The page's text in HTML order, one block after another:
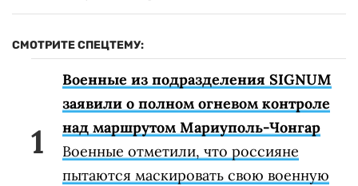
СМОТРИТЕ СПЕЦТЕМУ:
Военные из подразделения SIGNUM
заявили о полном огневом контроле
над маршрутом Мариуполь-Чонгар
Военные отметили, что россияне
пытаются маскировать свою военную